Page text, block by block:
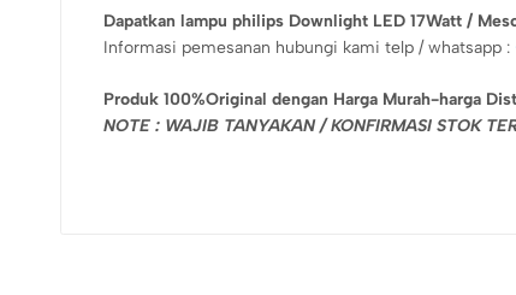
Dapatkan lampu philips Downlight LED 17Watt /
Informasi pemesanan hubungi kami telp / whatsapp :
Produk 100%Original dengan Harga Murah-harga
NOTE : WAJIB TANYAKAN / KONFIRMASI STOK